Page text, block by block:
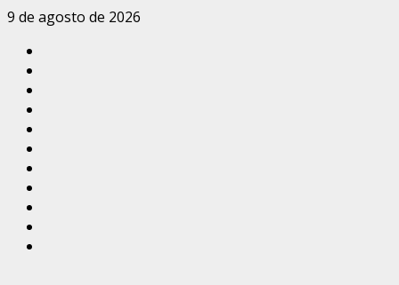
Saltar
contenido
9 de agosto de 2026